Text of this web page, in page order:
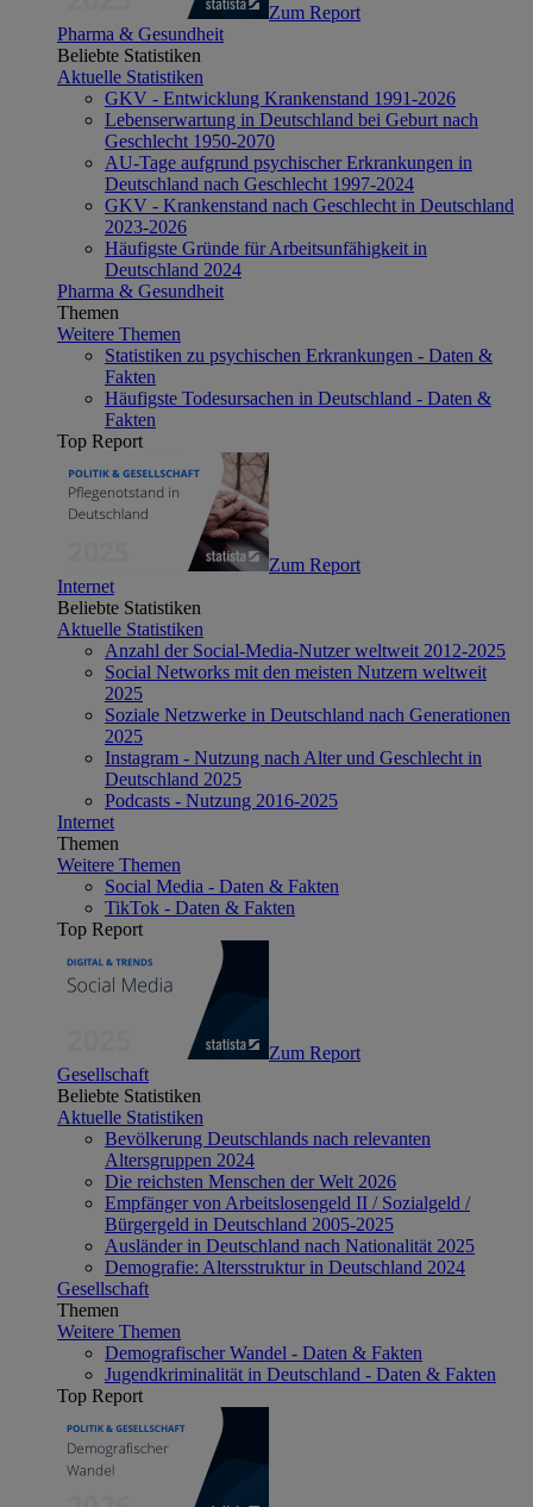
Zum Report
Pharma & Gesundheit
Beliebte Statistiken
Aktuelle Statistiken
GKV - Entwicklung Krankenstand 1991-2026
Lebenserwartung in Deutschland bei Geburt nach
Geschlecht 1950-2070
AU-Tage aufgrund psychischer Erkrankungen in
Deutschland nach Geschlecht 1997-2024
GKV - Krankenstand nach Geschlecht in Deutschland
2023-2026
Häufigste Gründe für Arbeitsunfähigkeit in
Deutschland 2024
Pharma & Gesundheit
Themen
Weitere Themen
Statistiken zu psychischen Erkrankungen - Daten &
Fakten
Häufigste Todesursachen in Deutschland - Daten &
Fakten
Top Report
Zum Report
Internet
Beliebte Statistiken
Aktuelle Statistiken
Anzahl der Social-Media-Nutzer weltweit 2012-2025
Social Networks mit den meisten Nutzern weltweit
2025
Soziale Netzwerke in Deutschland nach Generationen
2025
Instagram - Nutzung nach Alter und Geschlecht in
Deutschland 2025
Podcasts - Nutzung 2016-2025
Internet
Themen
Weitere Themen
Social Media - Daten & Fakten
TikTok - Daten & Fakten
Top Report
Zum Report
Gesellschaft
Beliebte Statistiken
Aktuelle Statistiken
Bevölkerung Deutschlands nach relevanten
Altersgruppen 2024
Die reichsten Menschen der Welt 2026
Empfänger von Arbeitslosengeld II / Sozialgeld /
Bürgergeld in Deutschland 2005-2025
Ausländer in Deutschland nach Nationalität 2025
Demografie: Altersstruktur in Deutschland 2024
Gesellschaft
Themen
Weitere Themen
Demografischer Wandel - Daten & Fakten
Jugendkriminalität in Deutschland - Daten & Fakten
Top Report